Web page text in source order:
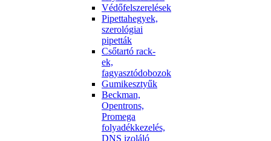
Védőfelszerelések
Pipettahegyek,
szerológiai
pipetták
Csőtartó rack-
ek,
fagyasztódobozok
Gumikesztyűk
Beckman,
Opentrons,
Promega
folyadékkezelés,
DNS izoláló